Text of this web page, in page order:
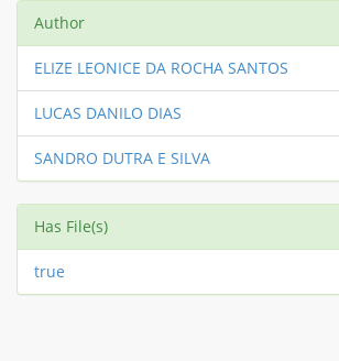
Author
ELIZE LEONICE DA ROCHA SANTOS
LUCAS DANILO DIAS
SANDRO DUTRA E SILVA
Has File(s)
true